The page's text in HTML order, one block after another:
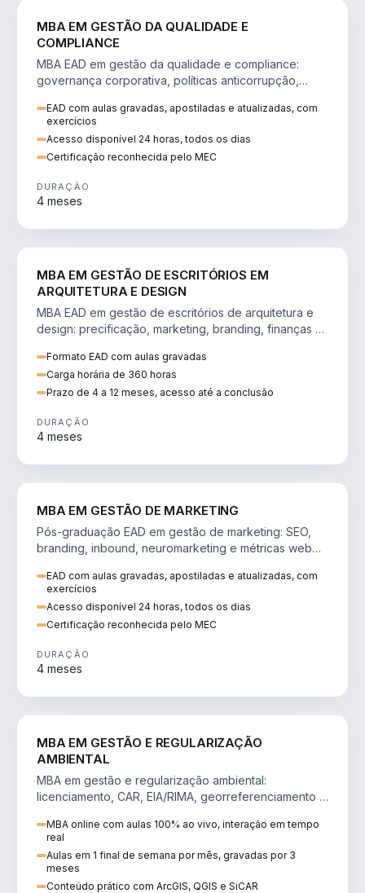
MBA EM GESTÃO DA QUALIDADE E
COMPLIANCE
MBA EAD em gestão da qualidade e compliance:
governança corporativa, políticas anticorrupção,
EAD com aulas gravadas, apostiladas e atualizadas, com
exercícios
Acesso disponível 24 horas, todos os dias
Certificação reconhecida pelo MEC
DURAÇÃO
4 meses
MBA EM GESTÃO DE ESCRITÓRIOS EM
ARQUITETURA E DESIGN
MBA EAD em gestão de escritórios de arquitetura e
design: precificação, marketing, branding, finanças e
Formato EAD com aulas gravadas
Carga horária de 360 horas
Prazo de 4 a 12 meses, acesso até a conclusão
DURAÇÃO
4 meses
MBA EM GESTÃO DE MARKETING
Pós-graduação EAD em gestão de marketing: SEO,
branding, inbound, neuromarketing e métricas web
EAD com aulas gravadas, apostiladas e atualizadas, com
exercícios
Acesso disponível 24 horas, todos os dias
Certificação reconhecida pelo MEC
DURAÇÃO
4 meses
MBA EM GESTÃO E REGULARIZAÇÃO
AMBIENTAL
MBA em gestão e regularização ambiental:
licenciamento, CAR, EIA/RIMA, georreferenciamento e
MBA online com aulas 100% ao vivo, interação em tempo
real
Aulas em 1 final de semana por mês, gravadas por 3
meses
Conteúdo prático com ArcGIS, QGIS e SiCAR